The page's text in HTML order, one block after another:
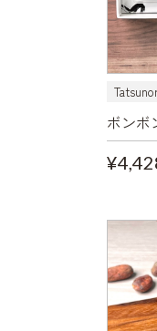
ボンボ